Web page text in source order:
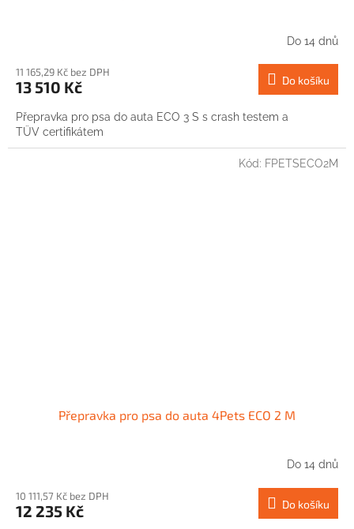
Do 14 dnů
11 165,29 Kč bez DPH
13 510 Kč Do košíku
Přepravka pro psa do auta ECO 3 S s crash testem a
TÜV certifikátem
Přepravka pro psa do auta 4Pets ECO 2 M
Do 14 dnů
10 111,57 Kč bez DPH
12 235 Kč Do košíku
Kód: FPETSECO2M